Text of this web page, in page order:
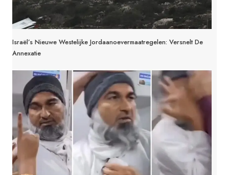
Israël’s Nieuwe Westelijke Jordaanoevermaatregelen: Versnelt De
Annexatie